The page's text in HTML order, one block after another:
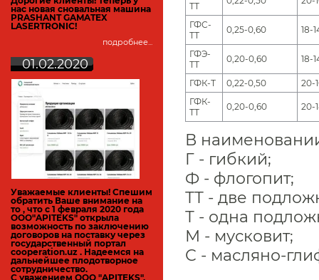
нас новая сновальная машина
PRASHANT GAMATEX
LASERTRONIC!
подробнее...
01.02.2020
Уважаемые клиенты! Спешим
обратить Ваше внимание на
то , что с 1 февраля 2020 года
ООО"APITEKS" открыла
возможность по заключению
договоров на поставку через
государственный портал
cooperation.uz . Надеемся на
дальнейшее плодотворное
сотрудничество.
С уважением ООО "APITEKS".
ТТ
ГФС-
ТТ
0,25-0,60 18-
ГФЭ-
ТТ
0,20-0,60 18-
ГФК-Т 0,22-0,50
20-
ГФК-
ТТ
0,20-0,60 20-
В
Г - гибкий;
Ф - флогопит;
ТТ - две
Т - одна
М - мусковит;
С - масляно-